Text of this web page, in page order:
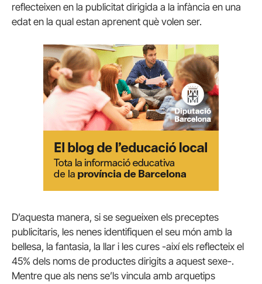
reflecteixen en la publicitat dirigida a la infància en una
edat en la qual estan aprenent què volen ser.
D’aquesta manera, si se segueixen els preceptes
publicitaris, les nenes identifiquen el seu món amb la
bellesa, la fantasia, la llar i les cures -així els reflecteix el
45% dels noms de productes dirigits a aquest sexe-.
Mentre que als nens se’ls vincula amb arquetips